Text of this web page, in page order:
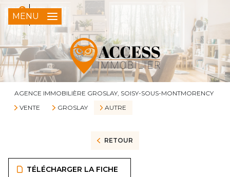
0
FR
MENU
AGENCE IMMOBILIÈRE GROSLAY, SOISY-SOUS-MONTMORENCY
VENTE
GROSLAY AUTRE
RETOUR
TÉLÉCHARGER LA FICHE